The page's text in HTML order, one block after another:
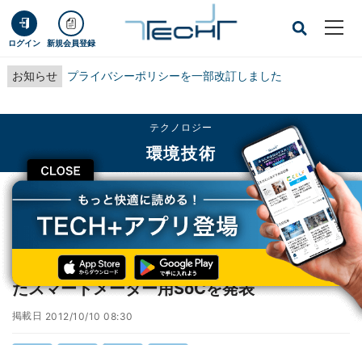
ログイン 新規会員登録
お知らせ プライバシーポリシーを一部改訂しました
CLOSE
テクノロジー
環境技術
TECH+ テクノロジー
環境技術
Maxim、計測/セキュリティ/通信を組合わせたスマートメーター用SoCを発表
Maxim、計測/セキュリティ/通信を組合わせ
たスマートメーター用SoCを発表
掲載日 2012/10/10 08:30